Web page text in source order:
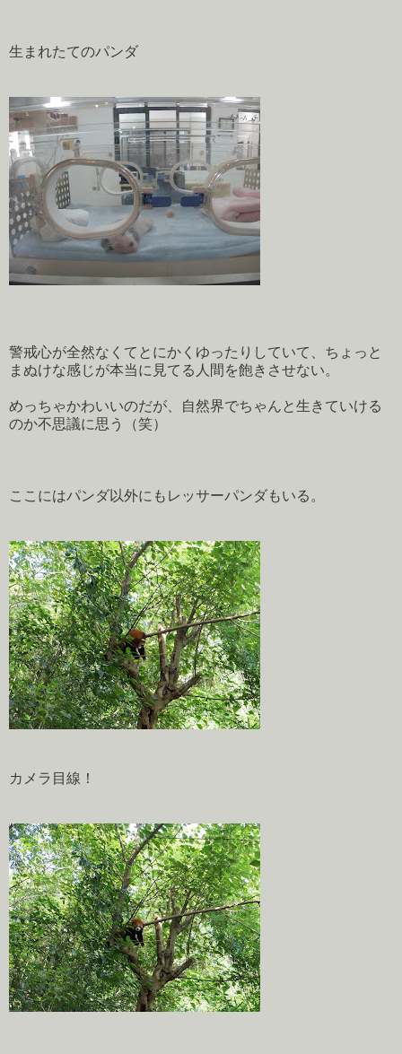
生まれたてのパンダ
警戒心が全然なくてとにかくゆったりしていて、ちょっと
まぬけな感じが本当に見てる人間を飽きさせない。
めっちゃかわいいのだが、自然界でちゃんと生きていける
のか不思議に思う（笑）
ここにはパンダ以外にもレッサーパンダもいる。
カメラ目線！